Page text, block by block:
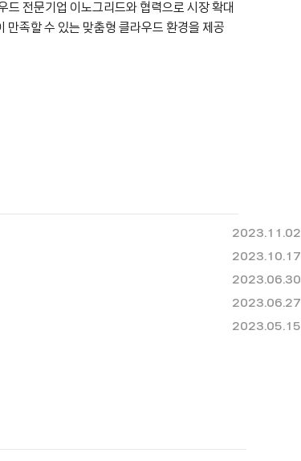
전문기업 이노그리드와 협력으로 시장 확대
만족할 수 있는 맞춤형 클라우드 환경을 제공
2023.11.02
2023.10.17
2023.06.30
2023.06.27
2023.05.15